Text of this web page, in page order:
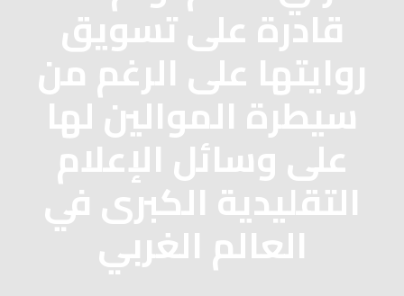
قادرة على تسويق
روايتها على الرغم من
سيطرة الموالين لها
على وسائل الإعلام
التقليدية الكبرى في
العالم الغربي